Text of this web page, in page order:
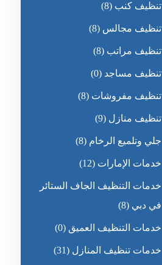
تنظيف كنب (8)
تنظيف مجالس (8)
تنظيف مراتب (8)
تنظيف مساجد (0)
تنظيف مفروشات (8)
تنظيف منازل (9)
جلي وتلميع الرخام (8)
خدمات الإمارات (12)
خدمات التنظيف الجاف الستائر
في دبي (8)
خدمات التنظيف العميق (0)
خدمات تنظيف المنازل (31)